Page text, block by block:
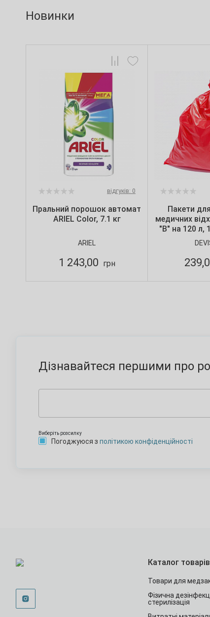
Новинки
відгуків: 0
Пральний порошок автомат
ARIEL Color, 7.1 кг
ARIEL
1 243,00 грн
Пакети для
медичних
"B" на 120 л,
мкм,
Дізнавайтеся першими про
Виберіть розсилку
Погоджуюся з політикою конфіденційності
Каталог товарів
Товари для
Фізична
стерилізація